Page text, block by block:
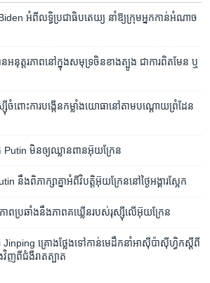
អំពី​លទ្ធិ​ប្រជាធិបតេយ្យ នាំឱ្យ​ក្រុម​អ្នកកាន់​អំណាច​
នុត្តរភាព​នៅ​ក្នុង​សមុទ្រ​ចិន​ខាង​ត្បូង ជា​ការពិត​មែន ឬ​
ចំពោះ​ការ​បង្កើន​កម្លាំង​យោធា​នៅ​តាម​បណ្តោយ​ព្រំដែន​
មិន​ឲ្យ​ឈ្លានពាន​អ៊ុយក្រែន
ពិភាក្សា​គ្នា​អំពី​វិបត្តិ​អ៊ុយក្រែន​នៅ​ថ្ងៃ​អង្គារ​ស្អែក
ភាព​ប្រឆាំង​នឹង​ភាពគឃ្លើន​របស់​រុស្ស៊ី​លើ​អ៊ុយក្រែន
គ្រោង​ថ្លែង​ទៅកាន់​មេដឹកនាំ​អាស៊ី​ប៉ាស៊ីហ្វិក​ស្តីពី​
វិញ​ពី​ជំងឺ​រាតត្បាត